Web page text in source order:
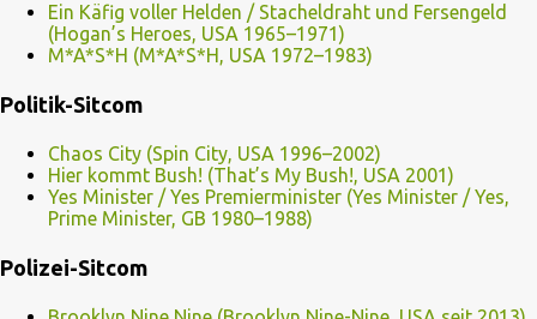
Ein Käfig voller Helden / Stacheldraht und Fersengeld
(Hogan’s Heroes, USA 1965–1971)
M*A*S*H (M*A*S*H, USA 1972–1983)
Politik-Sitcom
Chaos City (Spin City, USA 1996–2002)
Hier kommt Bush! (That’s My Bush!, USA 2001)
Yes Minister / Yes Premierminister (Yes Minister / Yes,
Prime Minister, GB 1980–1988)
Polizei-Sitcom